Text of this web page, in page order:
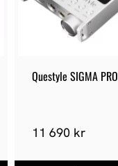
Questyle SIGMA PRO
11 690 kr